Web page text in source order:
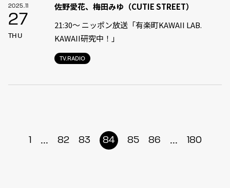
2025.11
27
THU
TV.RADIO
佐野愛花、梅田みゆ（CUTIE STREET）
21:30〜 ニッポン放送「有楽町KAWAII LAB.
KAWAII研究中！」
1 ... 82 83 84 85 86 ... 180